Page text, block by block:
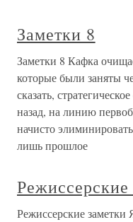
Заметки 8
Заметки 8 Кафка
которые были заняты
сказать,
назад, на линию
начисто
лишь прошлое
Режиссерские
Режиссерские